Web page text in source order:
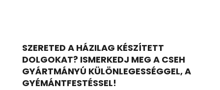
SZERETED A HÁZILAG KÉSZÍTETT
DOLGOKAT? ISMERKEDJ MEG A CSEH
GYÁRTMÁNYÚ KÜLÖNLEGESSÉGGEL, A
GYÉMÁNTFESTÉSSEL!